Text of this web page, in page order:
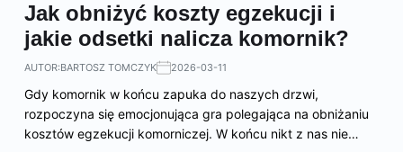
Jak obniżyć koszty egzekucji i
jakie odsetki nalicza komornik?
AUTOR:BARTOSZ TOMCZYK 2026-03-11
Gdy komornik w końcu zapuka do naszych drzwi,
rozpoczyna się emocjonująca gra polegająca na obniżaniu
kosztów egzekucji komorniczej. W końcu nikt z nas nie…